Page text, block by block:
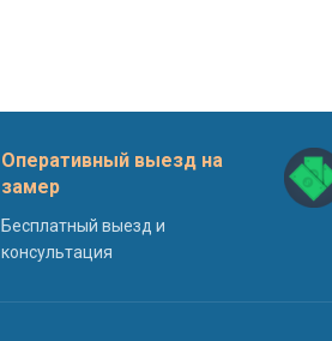
Оперативный выезд на
замер
Бесплатный выезд и
консультация